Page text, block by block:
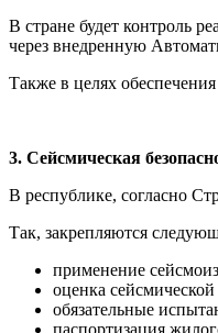
В стране будет контроль
через внедренную
Также в целях
3. Сейсмическая
В республике, согласно
Так, закрепляются
применение
оценка сейсмической
обязательные